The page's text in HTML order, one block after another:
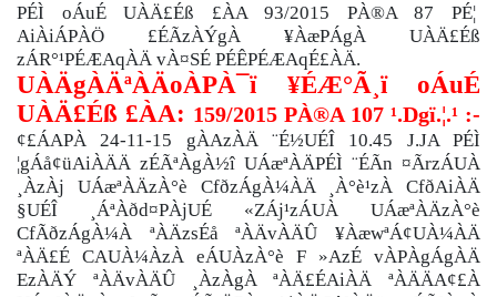
PÉÌ oÁuÉ UÀÄ£Éß £ÀA 93/2015 PÀ®A 87 PÉ¦
AiÀiÁPÀÖ £ÉÃzÀÝgÀ ¥ÀæPÁgÀ UÀÄ£Éß
zÁR°¹PÉÆAqÀÄ vÀ¤SÉ PÉÊPÉÆAqÉ£ÀÄ.
UÀÄgÀÄªÀÄoÀPÀ¯ï ¥ÉÆ°Ã¸ï oÁuÉ
UÀÄ£Éß £ÀA: 159/2015 PÀ®A 107 ¹.Dgï.¦.¹ :-
¢£ÁAPÀ 24-11-15 gÀAzÀÄ ¨É½UÉÎ 10.45 J.JA PÉÌ
¦gÁå¢üAiÀÄÄ zÉÃªÀgÀ½î UÁæªÀÄPÉÌ ¨ÉÃn ¤ÃrzÁUÀ
¸ÀzÀj UÁæªÀÄzÀ°è CfðzÁgÀ¼ÀÄ ¸À°è¹zÀ CfðAiÀÄ
§UÉÎ ¸ÁªÀðd¤PÀjUÉ «ZÁj¹zÁUÀ UÁæªÀÄzÀ°è
CfÃðzÁgÀ¼À ªÀÄzsÉå ªÀÄvÀÄÛ ¥ÀæwªÁ¢UÀ¼ÀÄ
ªÀÄ£É CAUÀ¼ÀzÀ eÁUÀzÀ°è F »AzÉ vÀPÀgÁgÀÄ
EzÀÄÝ ªÀÄvÀÄÛ ¸ÀzÀgÀ ªÀÄ£ÉAiÀÄ ªÀÄÄA¢£À